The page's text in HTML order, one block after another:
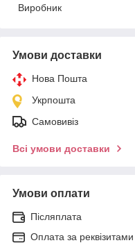
Виробник
Умови доставки
Нова Пошта
Укрпошта
Самовивіз
Всі умови доставки
Умови оплати
Післяплата
Оплата за реквізитами